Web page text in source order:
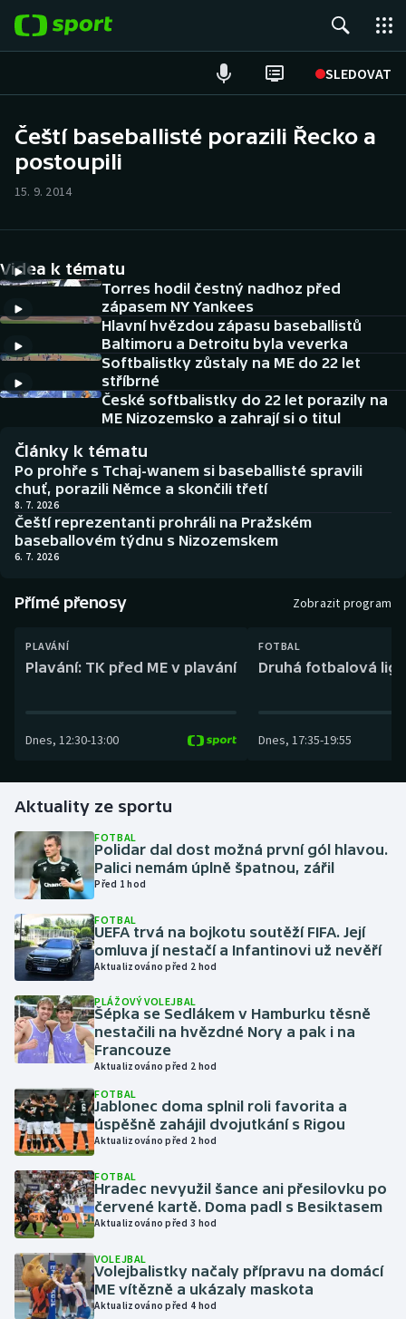
SLEDOVAT
Hokej
Cyklistika
DALŠÍ SPORTY
Americký fotbal
Baseball a softbal
Basketbal
Biatlon
Boby a skeleton
Box
Curling
Golf
Gymnastika
Házená
Jezdectví
Judo
Krasobruslení
Lyže a snowboard
Moderní pětiboj
Motorsport
Parasport
NEPŘEHLÉDNĚTE
Historické návraty
Aplikace ČT sport
AZ kvíz
Čeští baseballisté porazili Řecko a
postoupili
15. 9. 2014
Videa k tématu
Torres hodil čestný nadhoz před
zápasem NY Yankees
Hlavní hvězdou zápasu baseballistů
Baltimoru a Detroitu byla veverka
Softbalistky zůstaly na ME do 22 let
stříbrné
České softbalistky do 22 let porazily na
ME Nizozemsko a zahrají si o titul
Články k tématu
Po prohře s Tchaj-wanem si baseballisté spravili
chuť, porazili Němce a skončili třetí
8. 7. 2026
Čeští reprezentanti prohráli na Pražském
baseballovém týdnu s Nizozemskem
6. 7. 2026
Přímé přenosy Zobrazit program
PLAVÁNÍ
Plavání: TK před ME v plavání
Dnes, 12:30-13:00
FOTBAL
Druhá fotbalová
Dnes, 17:35-19:55
Aktuality ze sportu
FOTBAL
Polidar dal dost možná první gól hlavou.
Palici nemám úplně špatnou, zářil
Před 1 hod
FOTBAL
UEFA trvá na bojkotu soutěží FIFA. Její
omluva jí nestačí a Infantinovi už nevěří
Aktualizováno před 2 hod
PLÁŽOVÝ VOLEJBAL
Šépka se Sedlákem v Hamburku těsně
nestačili na hvězdné Nory a pak i na
Francouze
Aktualizováno před 2 hod
FOTBAL
Jablonec doma splnil roli favorita a
úspěšně zahájil dvojutkání s Rigou
Aktualizováno před 2 hod
FOTBAL
Hradec nevyužil šance ani přesilovku po
červené kartě. Doma padl s Besiktasem
Aktualizováno před 3 hod
VOLEJBAL
Volejbalistky načaly přípravu na domácí
ME vítězně a ukázaly maskota
Aktualizováno před 4 hod